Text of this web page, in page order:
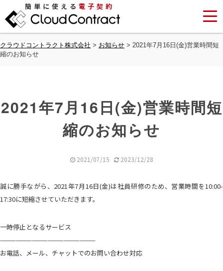
簡単に使える 電子契約
クラウドコントラクト株式会社 > お知らせ > 2021年7月16日(金)営業時間短
縮のお知らせ
2021年7月16日(金)営業時間短
縮のお知らせ
2021/07/15 2023/12/28
誠に勝手ながら、2021年7月16日(金)は社員研修のため、営業時間を10:00-
17:30に短縮させていただきます。
一時停止となるサービス
——————————————————
お電話、メール、チャットでのお問い合わせ対応